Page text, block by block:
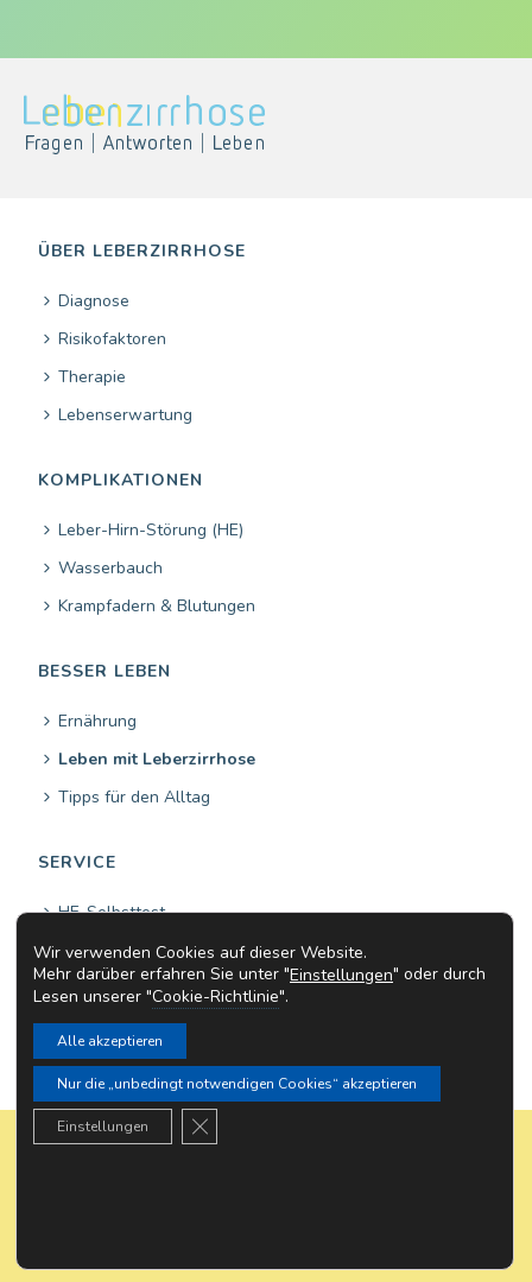
ÜBER LEBERZIRRHOSE
Diagnose
Risikofaktoren
Therapie
Lebenserwartung
KOMPLIKATIONEN
Leber-Hirn-Störung (HE)
Wasserbauch
Krampfadern & Blutungen
BESSER LEBEN
Ernährung
Leben mit Leberzirrhose
Tipps für den Alltag
SERVICE
HE-Selbsttest
Leber-Selbsttest
Arztsuche
Fragen & Antworten
Wir verwenden Cookies auf dieser Website.
Mehr darüber erfahren Sie unter "Einstellungen" oder durch
Lesen unserer "Cookie-Richtlinie".
Alle akzeptieren
Nur die „unbedingt notwendigen Cookies“ akzeptieren
Einstellungen GDPR Cookie-Banner schließen